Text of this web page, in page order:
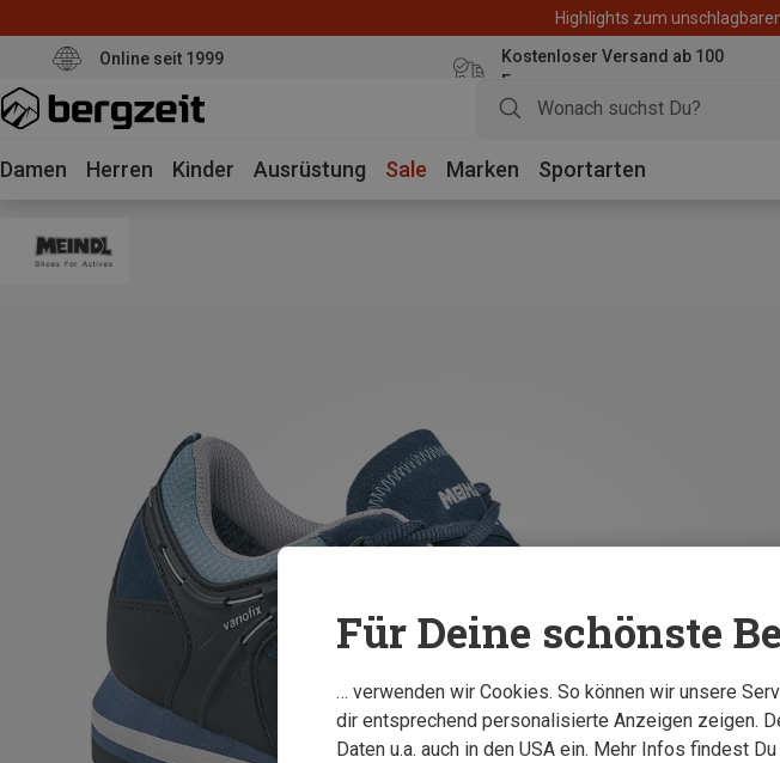
Highlights zum
Online seit 1999
Kostenloser Versand ab 100
Euro
Damen Herren Kinder Ausrüstung Sale Marken Sportarten
Für Deine schönste
… verwenden wir Cookies. So können wir unsere
dir entsprechend personalisierte Anzeigen zeigen.
Daten u.a. auch in den USA ein. Mehr Infos findest